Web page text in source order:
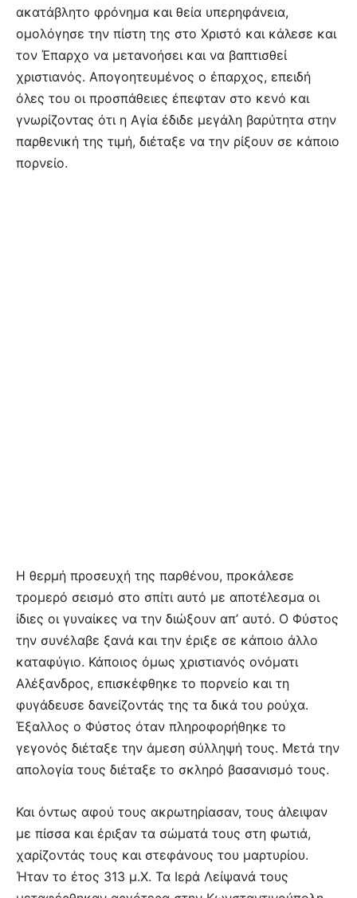
ακατάβλητο φρόνημα και θεία υπερηφάνεια,
ομολόγησε την πίστη της στο Χριστό και κάλεσε και
τον Έπαρχο να μετανοήσει και να βαπτισθεί
χριστιανός. Απογοητευμένος ο έπαρχος, επειδή
όλες του οι προσπάθειες έπεφταν στο κενό και
γνωρίζοντας ότι η Αγία έδιδε μεγάλη βαρύτητα στην
παρθενική της τιμή, διέταξε να την ρίξουν σε κάποιο
πορνείο.
Η θερμή προσευχή της παρθένου, προκάλεσε
τρομερό σεισμό στο σπίτι αυτό με αποτέλεσμα οι
ίδιες οι γυναίκες να την διώξουν απ’ αυτό. Ο Φύστος
την συνέλαβε ξανά και την έριξε σε κάποιο άλλο
καταφύγιο. Κάποιος όμως χριστιανός ονόματι
Αλέξανδρος, επισκέφθηκε το πορνείο και τη
φυγάδευσε δανείζοντάς της τα δικά του ρούχα.
Έξαλλος ο Φύστος όταν πληροφορήθηκε το
γεγονός διέταξε την άμεση σύλληψή τους. Μετά την
απολογία τους διέταξε το σκληρό βασανισμό τους.
Και όντως αφού τους ακρωτηρίασαν, τους άλειψαν
με πίσσα και έριξαν τα σώματά τους στη φωτιά,
χαρίζοντάς τους και στεφάνους του μαρτυρίου.
Ήταν το έτος 313 μ.Χ. Τα Ιερά Λείψανά τους